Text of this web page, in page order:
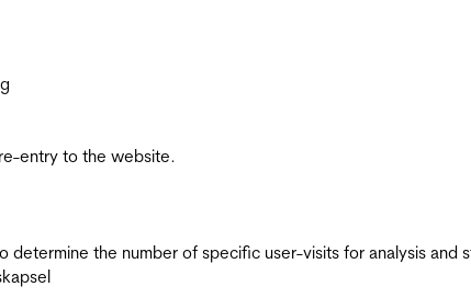
entry to the website.
the number of specific user-visits for analysis and